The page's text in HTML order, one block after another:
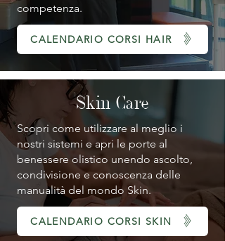
competenza.
CALENDARIO CORSI HAIR
Skin Care
Scopri come utilizzare al meglio i
nostri sistemi e apri le porte al
benessere olistico unendo ascolto,
condivisione e conoscenza delle
manualità del mondo Skin.
CALENDARIO CORSI SKIN